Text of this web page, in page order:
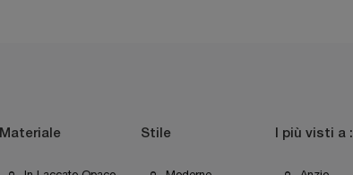
Materiale Stile I più visti a :